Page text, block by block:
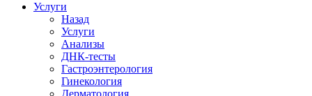
Услуги
Назад
Услуги
Анализы
ДНК-тесты
Гастроэнтерология
Гинекология
Дерматология